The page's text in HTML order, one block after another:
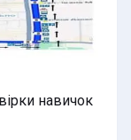
навичок